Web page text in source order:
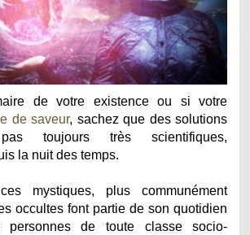
de votre existence ou si votre
de saveur, sachez que des solutions
pas toujours très scientifiques,
la nuit des temps.
mystiques, plus communément
occultes font partie de son quotidien
de toute classe socio-